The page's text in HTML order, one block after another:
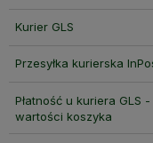
Kurier GLS
Przesyłka kurierska
Płatność u kuriera GLS
wartości koszyka